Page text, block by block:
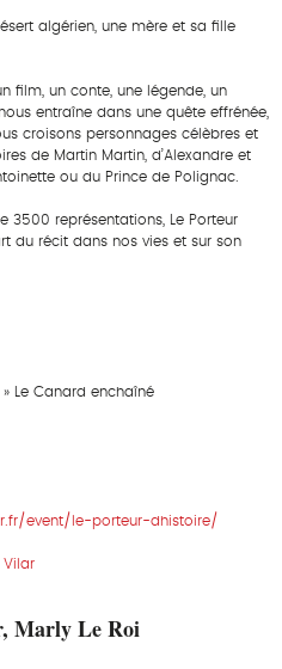
algérien, une mère et sa fille
film, un conte, une légende, un
entraîne dans une quête effrénée,
croisons personnages célèbres et
de Martin Martin, d’Alexandre et
ou du Prince de Polignac.
3500 représentations, Le Porteur
du récit dans nos vies et sur son
Le Canard enchaîné
event/le-porteur-dhistoire/
Vilar
Marly Le Roi